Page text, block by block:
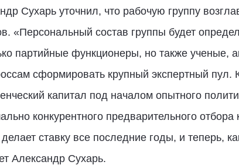
Сухарь уточнил, что рабочую группу
«Персональный состав группы будет
партийные функционеры, но также ученые,
сформировать крупный экспертный
капитал под началом опытного
конкурентного предварительного
делает ставку все последние годы, и теперь,
Александр Сухарь.